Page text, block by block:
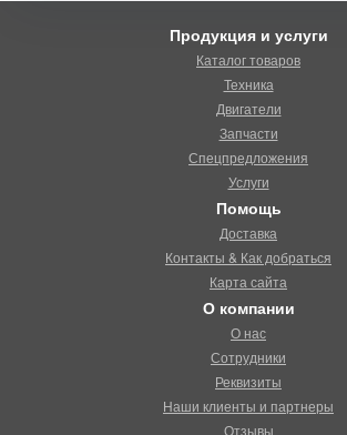
Продукция и услуги
Каталог товаров
Техника
Двигатели
Запчасти
Спецпредложения
Услуги
Помощь
Доставка
Контакты & Как добраться
Карта сайта
О компании
О нас
Сотрудники
Реквизиты
Наши клиенты и партнеры
Отзывы